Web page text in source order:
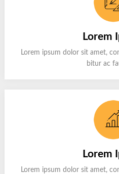
Lorem
Lorem ipsum dolor sit amet,
bitur ac
Lorem
Lorem ipsum dolor sit amet,